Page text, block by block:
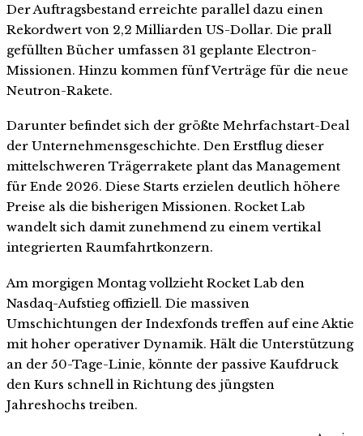
Der Auftragsbestand erreichte parallel dazu einen
Rekordwert von 2,2 Milliarden US-Dollar. Die prall
gefüllten Bücher umfassen 31 geplante Electron-
Missionen. Hinzu kommen fünf Verträge für die neue
Neutron-Rakete.
Darunter befindet sich der größte Mehrfachstart-Deal
der Unternehmensgeschichte. Den Erstflug dieser
mittelschweren Trägerrakete plant das Management
für Ende 2026. Diese Starts erzielen deutlich höhere
Preise als die bisherigen Missionen. Rocket Lab
wandelt sich damit zunehmend zu einem vertikal
integrierten Raumfahrtkonzern.
Am morgigen Montag vollzieht Rocket Lab den
Nasdaq-Aufstieg offiziell. Die massiven
Umschichtungen der Indexfonds treffen auf eine Aktie
mit hoher operativer Dynamik. Hält die Unterstützung
an der 50-Tage-Linie, könnte der passive Kaufdruck
den Kurs schnell in Richtung des jüngsten
Jahreshochs treiben.